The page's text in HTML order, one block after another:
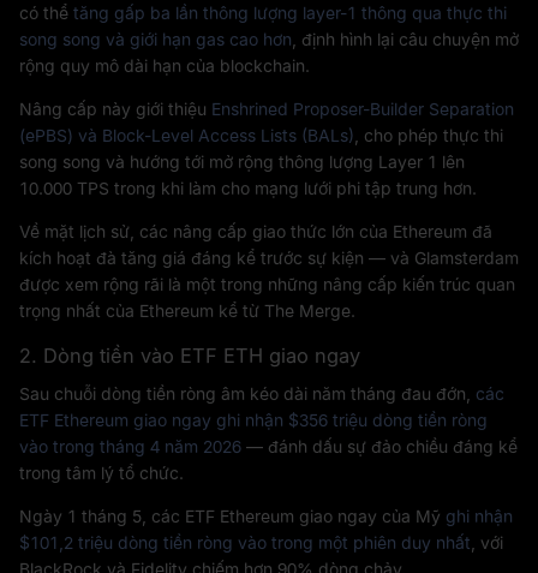
có thể tăng gấp ba lần thông lượng layer-1 thông qua thực thi
song song và giới hạn gas cao hơn , định hình lại câu chuyện mở
rộng quy mô dài hạn của blockchain.
Nâng cấp này giới thiệu Enshrined Proposer-Builder Separation
(ePBS) và Block-Level Access Lists (BALs) , cho phép thực thi
song song và hướng tới mở rộng thông lượng Layer 1 lên
10.000 TPS trong khi làm cho mạng lưới phi tập trung hơn.
Về mặt lịch sử, các nâng cấp giao thức lớn của Ethereum đã
kích hoạt đà tăng giá đáng kể trước sự kiện — và Glamsterdam
được xem rộng rãi là một trong những nâng cấp kiến trúc quan
trọng nhất của Ethereum kể từ The Merge.
2. Dòng tiền vào ETF ETH giao ngay
Sau chuỗi dòng tiền ròng âm kéo dài năm tháng đau đớn, các
ETF Ethereum giao ngay ghi nhận $356 triệu dòng tiền ròng
vào trong tháng 4 năm 2026 — đánh dấu sự đảo chiều đáng kể
trong tâm lý tổ chức.
Ngày 1 tháng 5, các ETF Ethereum giao ngay của Mỹ ghi nhận
$101,2 triệu dòng tiền ròng vào trong một phiên duy nhất , với
BlackRock và Fidelity chiếm hơn 90% dòng chảy.